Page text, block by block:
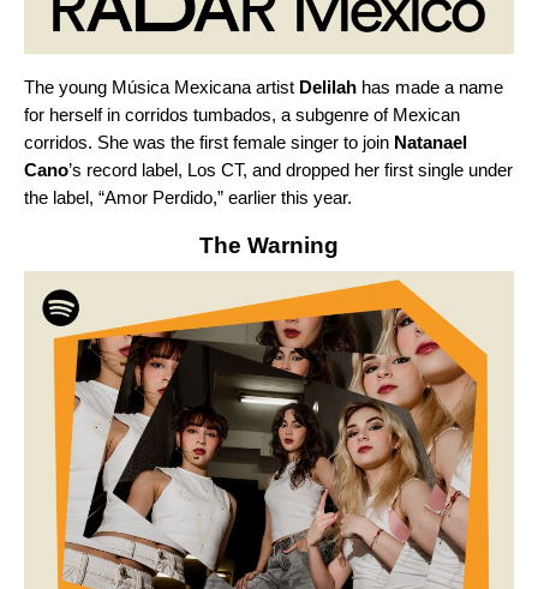
The young Música Mexicana artist Delilah has made a name
for herself in corridos tumbados, a subgenre of Mexican
corridos. She was the first female singer to join Natanael
Cano’s record label, Los CT, and dropped her first single under
the label, “Amor Perdido,” earlier this year.
The Warning